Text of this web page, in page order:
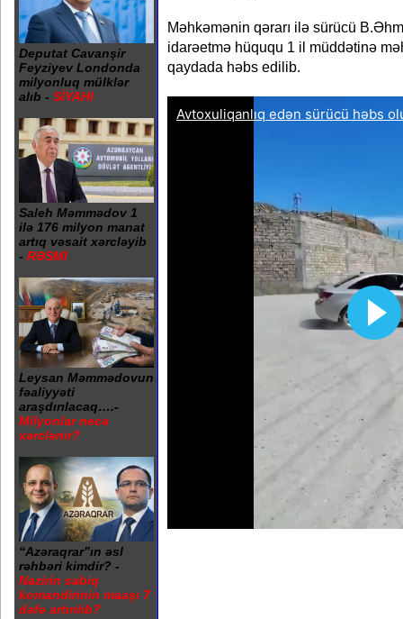
Deputat Cavanşir
Feyziyev Londonda
milyonluq mülklər
alıb - SİYAHI
Saleh Məmmədov 1
ilə 176 milyon manat
artıq vəsait xərcləyib
- RƏSMİ
Leysan Məmmədovun
fəaliyyəti
araşdırılacaq….-
Milyonlar necə
xərclənir?
“Azəraqrar”ın əsl
rəhbəri kimdir? -
Nazirin sabiq
komandirinin maaşı 7
dəfə artırılıb?
Məhkəmənin qərarı ilə sürücü
idarəetmə hüququ 1 il müddətinə
qaydada həbs edilib.